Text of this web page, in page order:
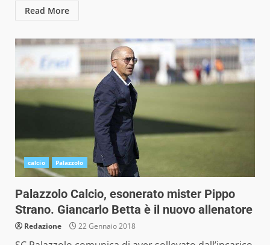
Read More
calcio Palazzolo
Palazzolo Calcio, esonerato mister Pippo
Strano. Giancarlo Betta è il nuovo allenatore
Redazione 22 Gennaio 2018